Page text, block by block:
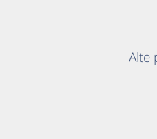
Alte